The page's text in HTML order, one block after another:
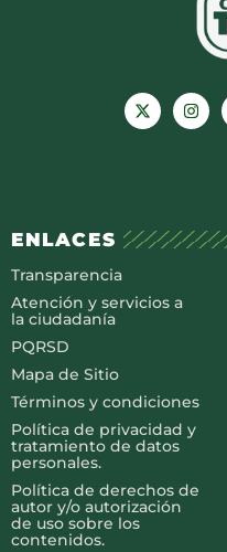
ENLACES
Transparencia
Atención y servicios a
la ciudadanía
PQRSD
Mapa de Sitio
Términos y condiciones
Política de privacidad y
tratamiento de datos
personales.
Política de derechos de
autor y/o autorización
de uso sobre los
contenidos.